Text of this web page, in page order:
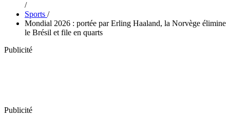
/
Sports /
Mondial 2026 : portée par Erling Haaland, la Norvège élimine
le Brésil et file en quarts
Publicité
Publicité